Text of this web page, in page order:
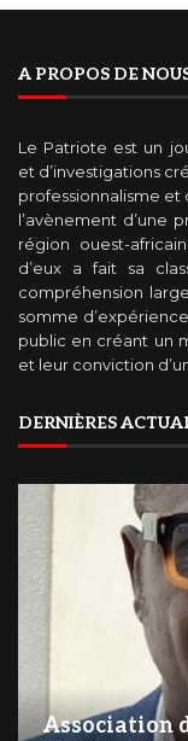
A PROPOS DE
Le Patriote est un
et d’investigations
professionnalisme
l’avènement d’une
région ouest-
d’eux a fait sa
compréhension
somme
public en créant un
et leur conviction
DERNIÈRES
Association